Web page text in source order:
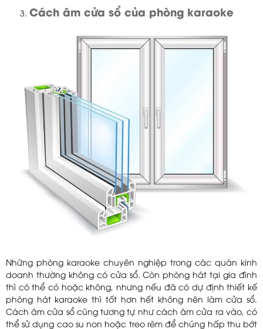
Cách âm cửa sổ của phòng karaoke
Những phòng karaoke chuyên nghiệp trong các quán kinh
doanh thường không có cửa sổ. Còn phòng hát tại gia đình
thì có thể có hoặc không, nhưng nếu đã có dự định thiết kế
phòng hát karaoke thì tốt hơn hết không nên làm cửa sổ.
Cách âm cửa sổ cũng tương tự như cách âm cửa ra vào, có
thể sử dụng cao su non hoặc treo rèm để chúng hấp thu bớt